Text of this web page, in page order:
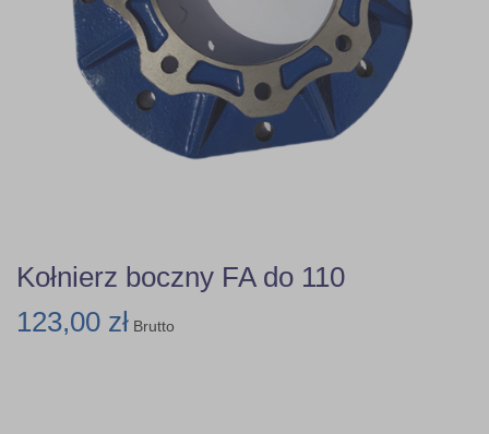
Kołnierz boczny FA do 110
123,00 zł Brutto